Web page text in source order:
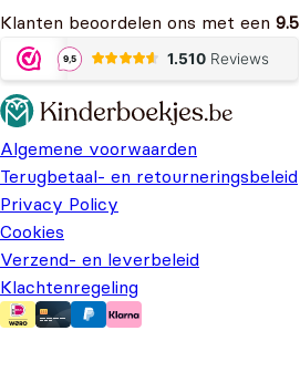
Klanten beoordelen ons met een 9.5
Algemene voorwaarden
Terugbetaal- en retourneringsbeleid
Privacy Policy
Cookies
Verzend- en leverbeleid
Klachtenregeling